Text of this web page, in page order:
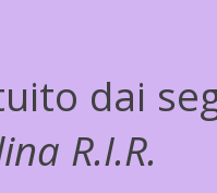
dai
R.I.R.